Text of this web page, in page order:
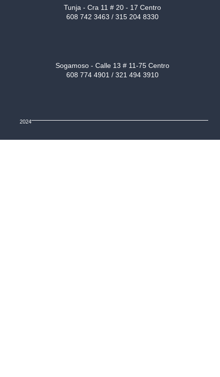
Tunja - Cra 11 # 20 - 17 Centro
608 742 3463 / 315 204 8330
Sogamoso - Calle 13 # 11-75 Centro
608 774 4901 / 321 494 3910
2024